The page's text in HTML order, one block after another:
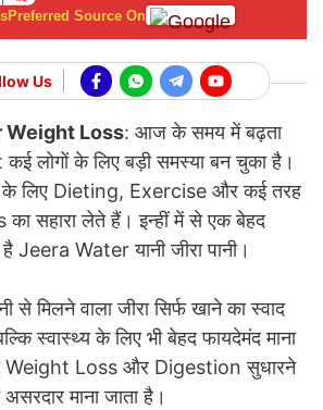
Preferred Source On
Us
Weight Loss: आज के समय में बढ़ता
लोगों के लिए बड़ी समस्या बन चुका है।
लिए Dieting, Exercise और कई तरह
सहारा लेते हैं। इन्हीं में से एक बेहद
Jeera Water यानी जीरा पानी।
से मिलने वाला जीरा सिर्फ खाने का स्वाद
स्वास्थ्य के लिए भी बेहद फायदेमंद माना
Weight Loss और Digestion सुधारने
माना जाता है।